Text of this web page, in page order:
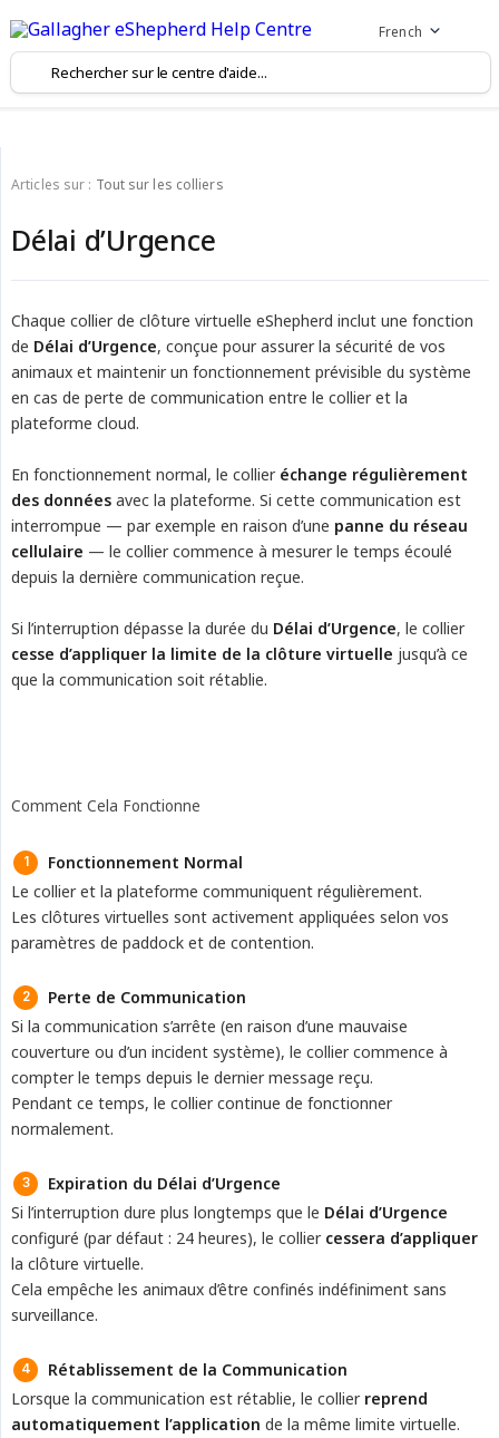
French
Articles sur : Tout sur les colliers
Délai d’Urgence
Chaque collier de clôture virtuelle eShepherd inclut une fonction
de Délai d’Urgence, conçue pour assurer la sécurité de vos
animaux et maintenir un fonctionnement prévisible du système
en cas de perte de communication entre le collier et la
plateforme cloud.
En fonctionnement normal, le collier échange régulièrement
des données avec la plateforme. Si cette communication est
interrompue — par exemple en raison d’une panne du réseau
cellulaire — le collier commence à mesurer le temps écoulé
depuis la dernière communication reçue.
Si l’interruption dépasse la durée du Délai d’Urgence, le collier
cesse d’appliquer la limite de la clôture virtuelle jusqu’à ce
que la communication soit rétablie.
Comment Cela Fonctionne
Fonctionnement Normal
Le collier et la plateforme communiquent régulièrement.
Les clôtures virtuelles sont activement appliquées selon vos
paramètres de paddock et de contention.
Perte de Communication
Si la communication s’arrête (en raison d’une mauvaise
couverture ou d’un incident système), le collier commence à
compter le temps depuis le dernier message reçu.
Pendant ce temps, le collier continue de fonctionner
normalement.
Expiration du Délai d’Urgence
Si l’interruption dure plus longtemps que le Délai d’Urgence
configuré (par défaut : 24 heures), le collier cessera d’appliquer
la clôture virtuelle.
Cela empêche les animaux d’être confinés indéfiniment sans
surveillance.
Rétablissement de la Communication
Lorsque la communication est rétablie, le collier reprend
automatiquement l’application de la même limite virtuelle.